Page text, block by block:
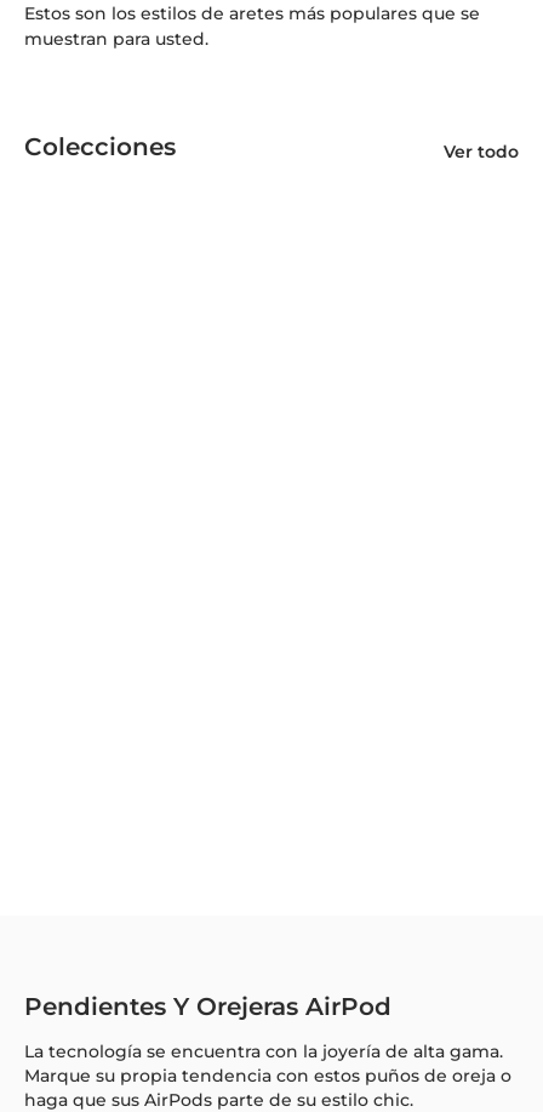
Estos son los estilos de aretes más populares que se
muestran para usted.
Colecciones Ver todo
Pendientes Y Orejeras AirPod
La tecnología se encuentra con la joyería de alta gama.
Marque su propia tendencia con estos puños de oreja o
haga que sus AirPods parte de su estilo chic.